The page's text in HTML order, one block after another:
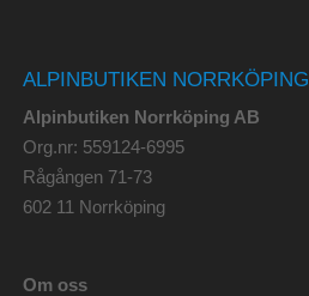
ALPINBUTIKEN NORRKÖPING
Alpinbutiken Norrköping AB
Org.nr: 559124-6995
Rågången 71-73
602 11 Norrköping
Om oss